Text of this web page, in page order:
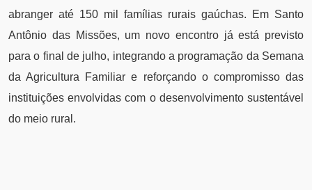
abranger até 150 mil famílias rurais gaúchas. Em Santo
Antônio das Missões, um novo encontro já está previsto
para o final de julho, integrando a programação da Semana
da Agricultura Familiar e reforçando o compromisso das
instituições envolvidas com o desenvolvimento sustentável
do meio rural.